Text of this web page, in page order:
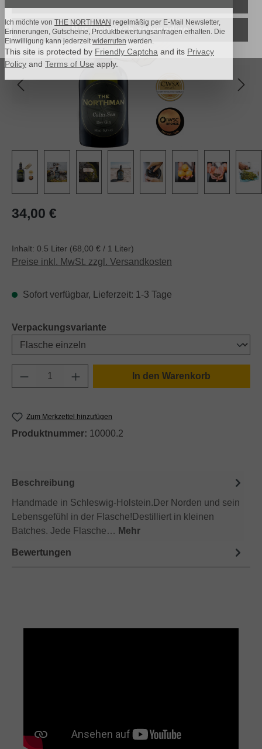
Regulärer Preis:
34,00 €
Inhalt: 0.5 Liter (68,00 € / 1 Liter)
Preise inkl. MwSt. zzgl. Versandkosten
Sofort verfügbar, Lieferzeit: 1-3 Tage
Verpackungsvariante
Produkt Anzahl: Gib den gewünschten
In den Warenkorb
Zum Merkzettel hinzufügen
Produktnummer: 10000.2
Beschreibung
Handmade in Schleswig-Holstein.Der Norden und sein
Lebensgefühl in der Flasche!Destilliert in kleinen
Batches. Jede Flasche… Mehr
Bewertungen
Nur technisch notwendige
Ich möchte von THE NORTHMAN regelmäßig per E-Mail Newsletter,
Erinnerungen, Gutscheine, Produktbewertungsanfragen erhalten. Die
Einwilligung kann jederzeitwiderrufen werden.
This site is protected by Friendly Captcha and its Privacy
Policy and Terms of Use apply.